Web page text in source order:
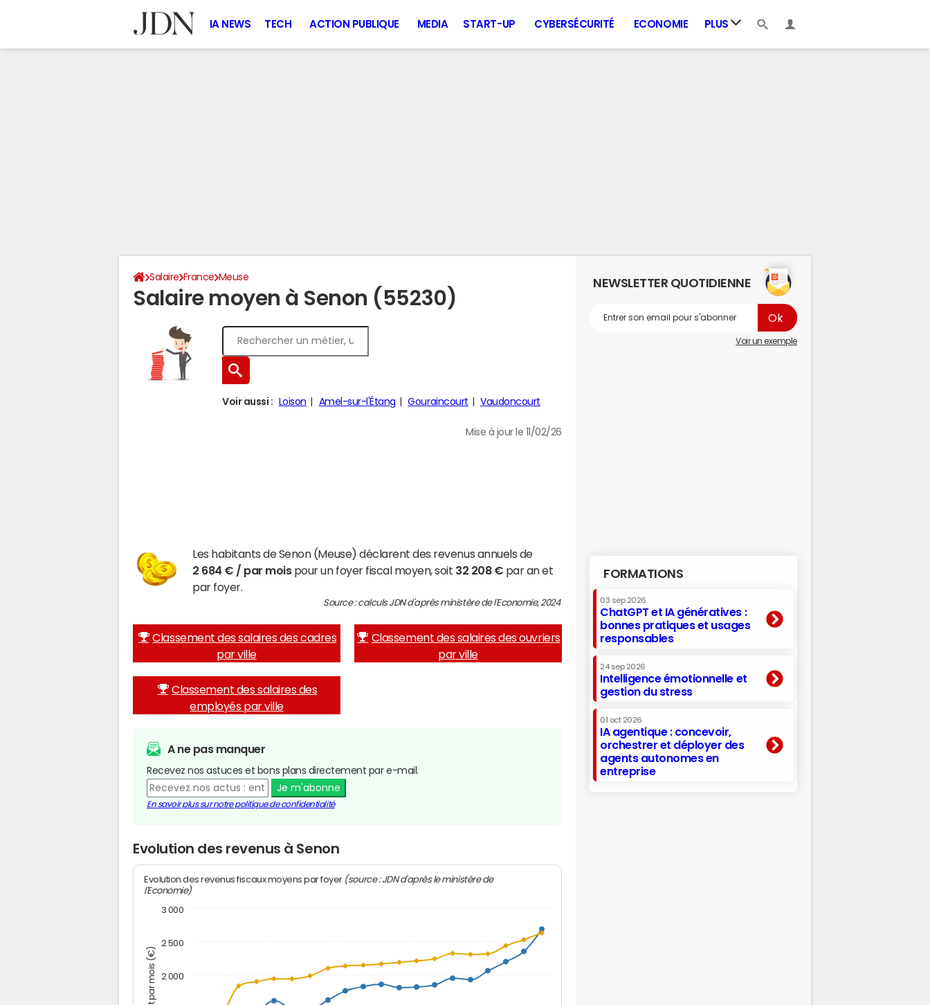
IA NEWS TECH ACTION PUBLIQUE MEDIA START-UP CYBERSÉCURITÉ ECONOMIE PLUS
Salaire France Meuse
Salaire moyen à Senon (55230)
Voir aussi : Loison Amel-sur-l'Étang Gouraincourt Vaudoncourt
Mise à jour le 11/02/26
Les habitants de Senon (Meuse) déclarent des revenus annuels de
2 684 € / par moispour un foyer fiscal moyen, soit 32 208 € par an et
par foyer.
Source : calculs JDN d'après ministère de l'Economie, 2024
Classement des salaires des cadres
par ville
Classement des salaires des ouvriers
par ville
Classement des salaires des
employés par ville
A ne pas manquer
Recevez nos astuces et bons plans directement par e-mail.
Je m'abonne
En savoir plus sur notre politique de confidentialité
Evolution des revenus à Senon
Evolution des revenus fiscaux moyens par foyer (source : JDN d'après le ministère de
l'Economie)
2 000
2 500
3 000
NEWSLETTER QUOTIDIENNE
Voir un exemple
FORMATIONS
03 sep 2026
ChatGPT et IA génératives :
bonnes pratiques et usages
responsables
24 sep 2026
Intelligence émotionnelle et
gestion du stress
01 oct 2026
IA agentique : concevoir,
orchestrer et déployer des
agents autonomes en
entreprise